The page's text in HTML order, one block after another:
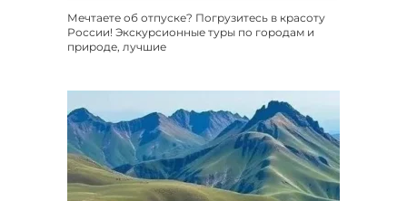
Мечтаете об отпуске? Погрузитесь в красоту
России! Экскурсионные туры по городам и
природе, лучшие